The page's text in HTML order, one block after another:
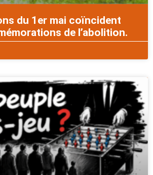
du 1er mai coïncident
de l’abolition.